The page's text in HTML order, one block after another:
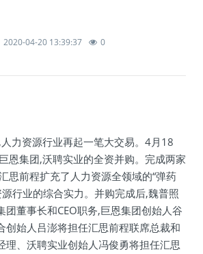
2020-04-20 13:39:37 0
力资源行业再起一笔大交易。4月18
恩集团,沃聘实业的全资并购。完成两家
思前程扩充了人力资源全领域的“弹药
行业的综合实力。并购完成后,魏普照
团董事长和CEO职务,巨恩集团创始人谷
创始人吕澎将担任汇思前程联席总裁和
理、沃聘实业创始人冯俊勇将担任汇思